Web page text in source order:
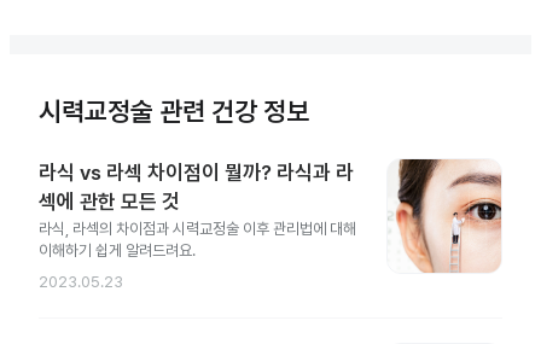
시력교정술 관련 건강 정보
라식 vs 라섹 차이점이 뭘까? 라식과 라
섹에 관한 모든 것
라식, 라섹의 차이점과 시력교정술 이후 관리법에 대해
이해하기 쉽게 알려드려요.
2023.05.23